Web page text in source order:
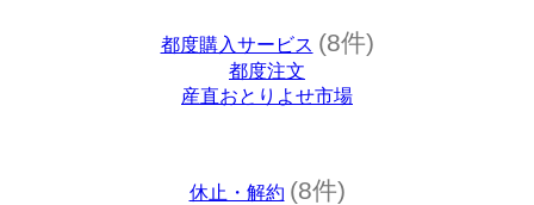
都度購入サービス (8件)
都度注文
産直おとりよせ市場
休止・解約 (8件)